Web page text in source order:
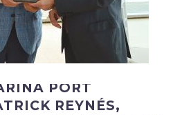
PORT
REYNÉS,